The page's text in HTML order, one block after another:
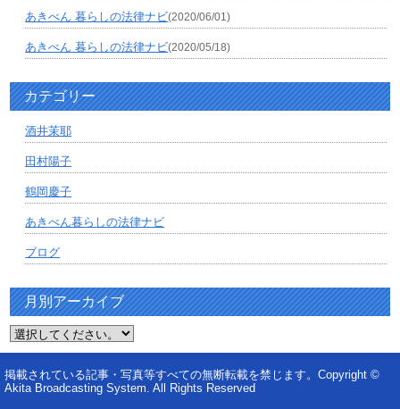
あきべん 暮らしの法律ナビ(2020/06/01)
あきべん 暮らしの法律ナビ(2020/05/18)
カテゴリー
酒井茉耶
田村陽子
鶴岡慶子
あきべん暮らしの法律ナビ
ブログ
月別アーカイブ
掲載されている記事・写真等すべての無断転載を禁じます。Copyright ©
Akita Broadcasting System. All Rights Reserved